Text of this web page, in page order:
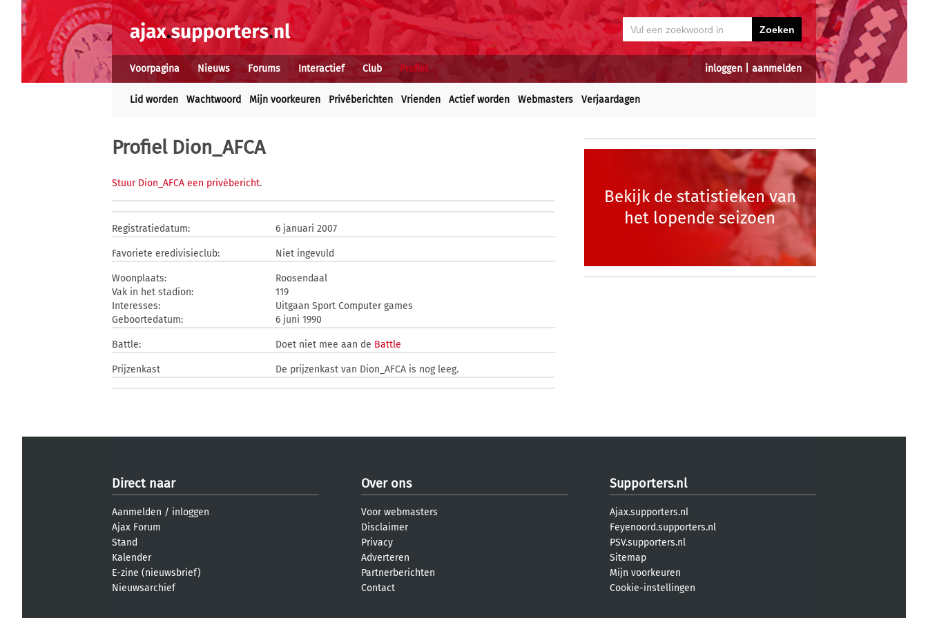
inloggen aanmelden
Voorpagina Nieuws Forums Interactief Club Profiel
Lid worden Wachtwoord Mijn voorkeuren Privéberichten Vrienden Actief worden Webmasters Verjaardagen
Profiel Dion_AFCA
Stuur Dion_AFCA een privébericht.
Registratiedatum: 6 januari 2007
Favoriete eredivisieclub: Niet ingevuld
Woonplaats:
Roosendaal
Vak in het stadion:
119
Interesses:
Uitgaan Sport Computer games
Geboortedatum:
6 juni 1990
Battle: Doet niet mee aan de Battle
Prijzenkast De prijzenkast van Dion_AFCA is nog leeg.
Bekijk de statistieken van
het lopende seizoen
Direct naar
Aanmelden / inloggen
Ajax Forum
Stand
Kalender
E-zine (nieuwsbrief)
Nieuwsarchief
Over ons
Voor webmasters
Disclaimer
Privacy
Adverteren
Partnerberichten
Contact
Supporters.nl
Ajax.supporters.nl
Feyenoord.supporters.nl
PSV.supporters.nl
Sitemap
Mijn voorkeuren
Cookie-instellingen